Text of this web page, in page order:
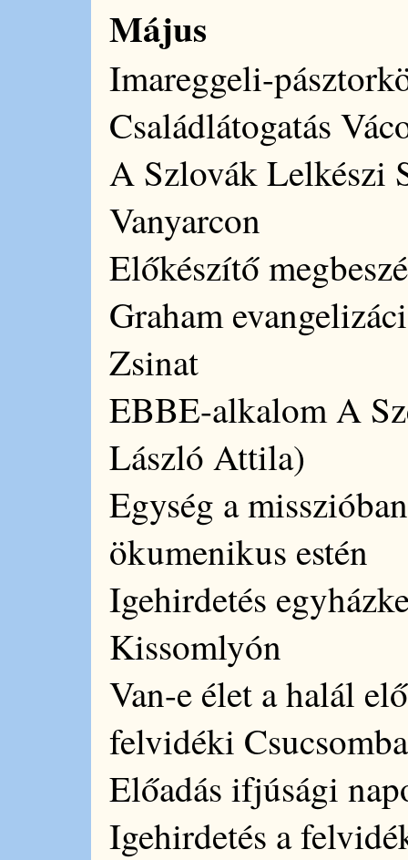
Május
Imareggeli-
Családlátogatás
A Szlovák Lelkészi
Vanyarcon
Előkészítő
Graham
Zsinat
EBBE-alkalom A
László Attila)
Egység a
ökumenikus estén
Igehirdetés
Kissomlyón
Van-e élet a halál
felvidéki
Előadás ifjúsági
Igehirdetés a